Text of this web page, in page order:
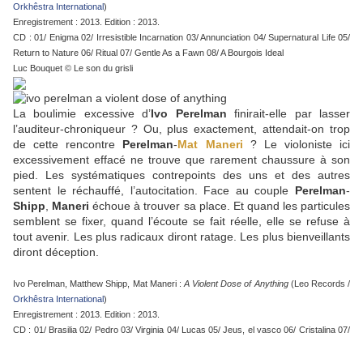
Orkhêstra International)
Enregistrement : 2013. Edition : 2013.
CD : 01/ Enigma 02/ Irresistible Incarnation 03/ Annunciation 04/ Supernatural Life 05/
Return to Nature 06/ Ritual 07/ Gentle As a Fawn 08/ A Bourgois Ideal
Luc Bouquet © Le son du grisli
La boulimie excessive d’Ivo Perelman finirait-elle par lasser
l’auditeur-chroniqueur ? Ou, plus exactement, attendait-on trop
de cette rencontre Perelman-Mat Maneri ? Le violoniste ici
excessivement effacé ne trouve que rarement chaussure à son
pied. Les systématiques contrepoints des uns et des autres
sentent le réchauffé, l’autocitation. Face au couple Perelman-
Shipp
Maneri échoue à trouver sa place. Et quand les particules
semblent se fixer, quand l’écoute se fait réelle, elle se refuse à
tout avenir. Les plus radicaux diront ratage. Les plus bienveillants
diront déception.
Ivo Perelman, Matthew Shipp, Mat Maneri : A Violent Dose of Anything(Leo Records /
Orkhêstra International)
Enregistrement : 2013. Edition : 2013.
CD : 01/ Brasilia 02/ Pedro 03/ Virginia 04/ Lucas 05/ Jeus, el vasco 06/ Cristalina 07/